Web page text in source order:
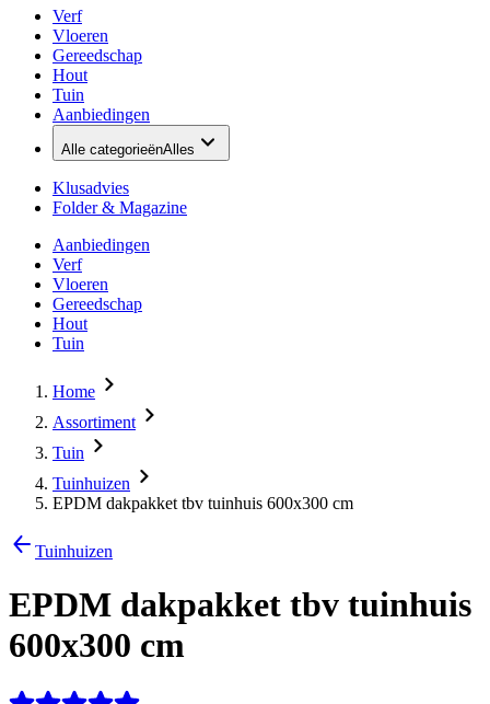
Verf
Vloeren
Gereedschap
Hout
Tuin
Aanbiedingen
Alle categorieënAlles
Klusadvies
Folder & Magazine
Aanbiedingen
Verf
Vloeren
Gereedschap
Hout
Tuin
Home
Assortiment
Tuin
Tuinhuizen
EPDM dakpakket tbv tuinhuis 600x300 cm
Tuinhuizen
EPDM dakpakket tbv tuinhuis
600x300 cm